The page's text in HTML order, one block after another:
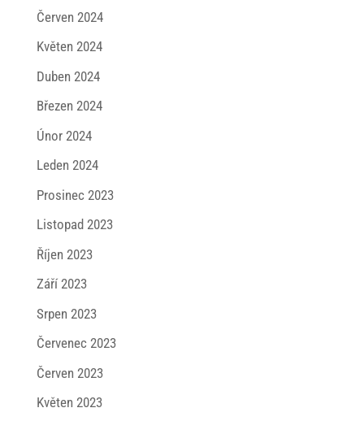
Červen 2024
Květen 2024
Duben 2024
Březen 2024
Únor 2024
Leden 2024
Prosinec 2023
Listopad 2023
Říjen 2023
Září 2023
Srpen 2023
Červenec 2023
Červen 2023
Květen 2023